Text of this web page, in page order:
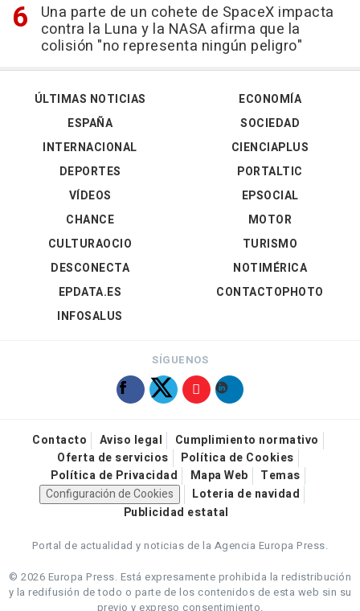
Una parte de un cohete de SpaceX impacta
contra la Luna y la NASA afirma que la
colisión "no representa ningún peligro"
ÚLTIMAS NOTICIAS
ESPAÑA
INTERNACIONAL
DEPORTES
VÍDEOS
ECONOMÍA
SOCIEDAD
CIENCIAPLUS
PORTALTIC
EPSOCIAL
CHANCE
CULTURAOCIO
DESCONECTA
EPDATA.ES
INFOSALUS
MOTOR
TURISMO
NOTIMÉRICA
CONTACTOPHOTO
SÍGUENOS
Contacto Aviso legal
Cumplimiento normativo
Oferta de servicios
Política de Cookies
Política de Privacidad
Mapa Web
Temas
Configuración de Cookies
Loteria de navidad
Publicidad estatal
Portal de actualidad y noticias de la Agencia Europa Press.
© 2026 Europa Press. Está expresamente prohibida la redistribución
y la redifusión de todo o parte de los contenidos de esta web sin su
previo y expreso consentimiento.